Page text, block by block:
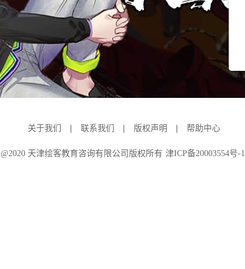
关于我们 | 联系我们 | 版权声明 | 帮助中心
@2020 天津绘客教育咨询有限公司版权所有 津ICP备20003554号-1